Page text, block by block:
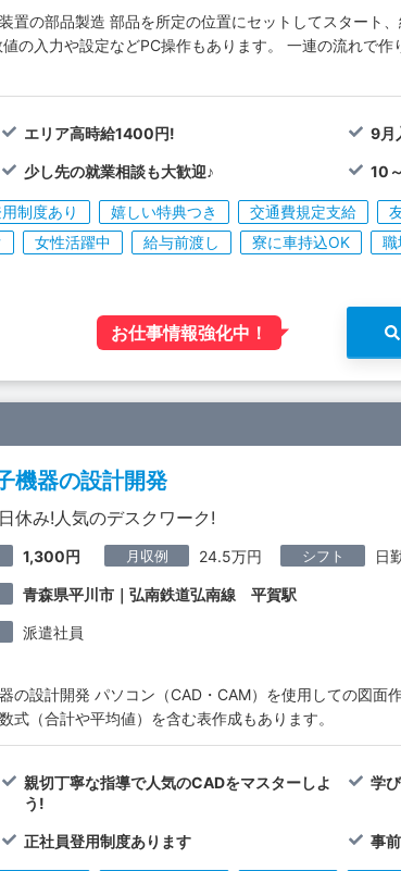
置の部品製造 部品を所定の位置にセットしてスタート
値の入力や設定などPC操作もあります。 一連の流れで
エリア高時給1400円! 9月
少し先の就業相談も大歓迎♪ 10
制度あり 嬉しい特典つき 交通費規定支給
女性活躍中 給与前渡し 寮に車持込OK 職
お仕事情報強化中！
機器の設計開発
休み!人気のデスクワーク!
1,300円 月収例 24.5万円 シフト 日
青森県平川市｜弘南鉄道弘南線 平賀駅
派遣社員
の設計開発 パソコン（CAD・CAM）を使用しての図面
式（合計や平均値）を含む表作成もあります。
親切丁寧な指導で人気のCADをマスターしよ
う!
学
正社員登用制度あります 事